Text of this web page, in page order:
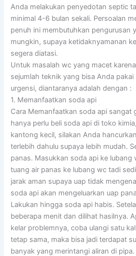
Anda melakukan penyedotan septic
minimal 4-6 bulan sekali. Persoalan
penuh ini membutuhkan pengurusan
mungkin, supaya ketidaknyamanan
segera diatasi.
Untuk masalah wc yang macet
sejumlah teknik yang bisa Anda pakai
urgensi, diantaranya adalah dengan :
1. Memanfaatkan soda api
Cara Memanfaatkan soda api sangat
hanya perlu beli soda api di toko
kantong kecil, silakan Anda
terlebih dahulu supaya lebih mudah.
panas. Masukkan soda api ke lubang
tuang air panas ke lubang wc tadi
jarak aman supaya uap tidak
soda api akan mengeluarkan uap
Lakukan hingga soda api habis.
beberapa menit dan dilihat hasilnya.
kelar problemnya, coba ulangi satu
tetap sama, maka bisa jadi terdapat
banyak yang merintangi aliran di